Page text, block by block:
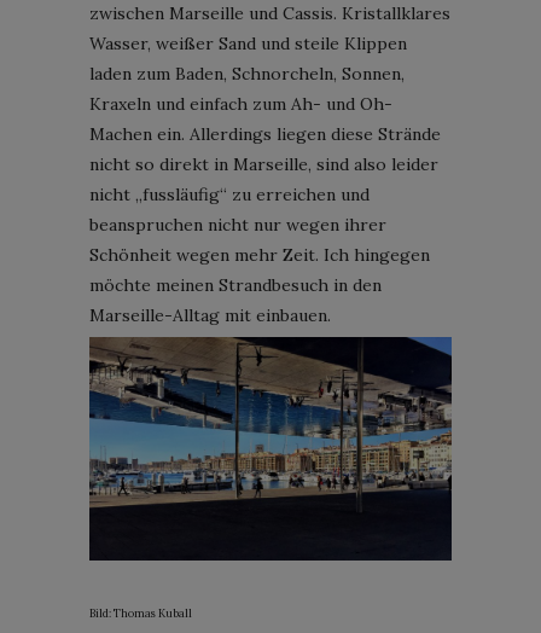
zwischen Marseille und Cassis. Kristallklares
Wasser, weißer Sand und steile Klippen
laden zum Baden, Schnorcheln, Sonnen,
Kraxeln und einfach zum Ah- und Oh-
Machen ein. Allerdings liegen diese Strände
nicht so direkt in Marseille, sind also leider
nicht „fussläufig“ zu erreichen und
beanspruchen nicht nur wegen ihrer
Schönheit wegen mehr Zeit. Ich hingegen
möchte meinen Strandbesuch in den
Marseille-Alltag mit einbauen.
Bild: Thomas Kuball